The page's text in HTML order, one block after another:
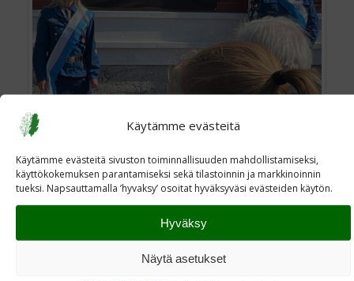
Käytämme evästeitä
Käytämme evästeitä sivuston toiminnallisuuden mahdollistamiseksi,
käyttökokemuksen parantamiseksi sekä tilastoinnin ja markkinoinnin
tueksi. Napsauttamalla ’hyvaksy’ osoitat hyväksyväsi evästeiden käytön.
Hyväksy
Näytä asetukset
Muistolaatta airueineen